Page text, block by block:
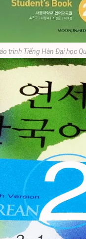
trình Tiếng Hàn Đại học